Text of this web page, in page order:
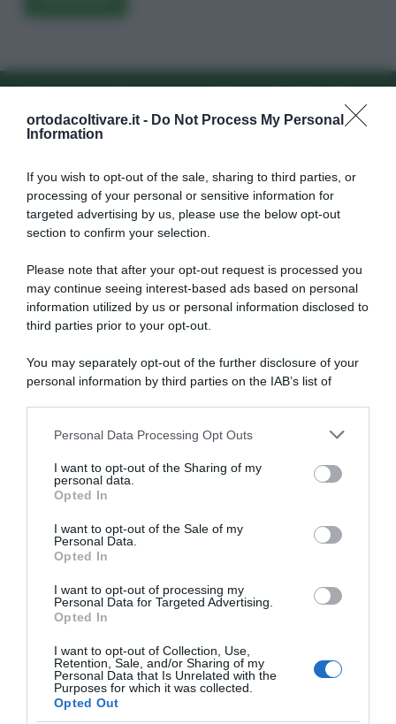
ortodacoltivare.it - Do Not Process My Personal
Information
If you wish to opt-out of the sale, sharing to third parties, or
processing of your personal or sensitive information for
targeted advertising by us, please use the below opt-out
section to confirm your selection.
Please note that after your opt-out request is processed you
may continue seeing interest-based ads based on personal
information utilized by us or personal information disclosed to
third parties prior to your opt-out.
You may separately opt-out of the further disclosure of your
personal information by third parties on the IAB’s list of
This information may also be disclosed by us to third parties
disclose it to other third parties.
Please note that this website/app uses one or more Google
services and may gather and store information including but
not limited to your visit or usage behaviour. You may click to
grant or deny consent to Google and its third-party tags to
consent section.
Personal Data Processing Opt Outs
I want to opt-out of the Sharing of my
personal data.
Opted In
I want to opt-out of the Sale of my
Personal Data.
Opted In
I want to opt-out of processing my
Personal Data for Targeted Advertising.
Opted In
I want to opt-out of Collection, Use,
Retention, Sale, and/or Sharing of my
Personal Data that Is Unrelated with the
Purposes for which it was collected.
Opted Out
Iscriviti alla
Dalla semina alla raccolta, consigli
su come far crescereverdure
biologiche.
Attrezzi
Glossario
Contatti
Mappa del sito
Newsletter
Chi è Matteo Cereda
SEGUICI SUI SOCIAL